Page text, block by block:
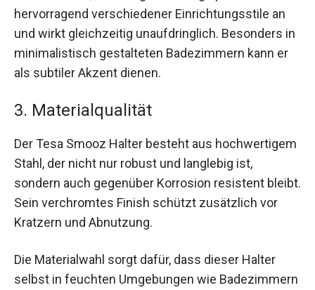
hervorragend verschiedener Einrichtungsstile an
und wirkt gleichzeitig unaufdringlich. Besonders in
minimalistisch gestalteten Badezimmern kann er
als subtiler Akzent dienen.
3. Materialqualität
Der Tesa Smooz Halter besteht aus hochwertigem
Stahl, der nicht nur robust und langlebig ist,
sondern auch gegenüber Korrosion resistent bleibt.
Sein verchromtes Finish schützt zusätzlich vor
Kratzern und Abnutzung.
Die Materialwahl sorgt dafür, dass dieser Halter
selbst in feuchten Umgebungen wie Badezimmern